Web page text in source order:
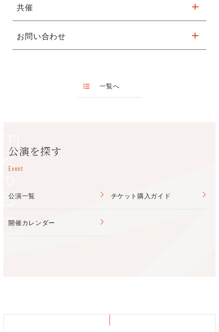
詳細はコチラ↓
※ 申込は締め切りました
自衛隊音楽隊と集う友の会
共催
（公社）堺観光コンベンション協会
お問い合わせ
（月曜日～金曜日 10：00～17：00）
一覧へ
公演を探す
Event
公演一覧 チケット購入ガイド
開催カレンダー